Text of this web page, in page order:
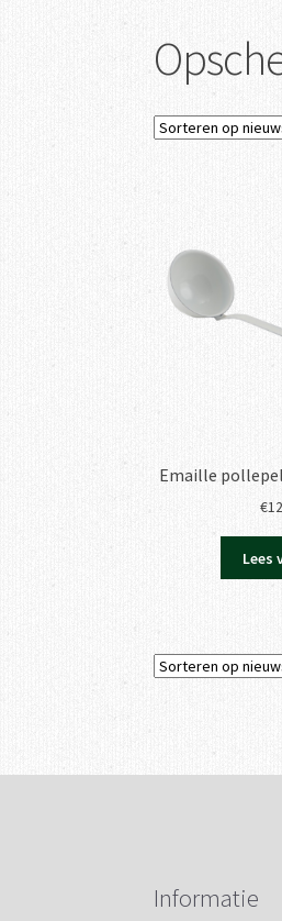
Emaille
€
Lees
Informatie